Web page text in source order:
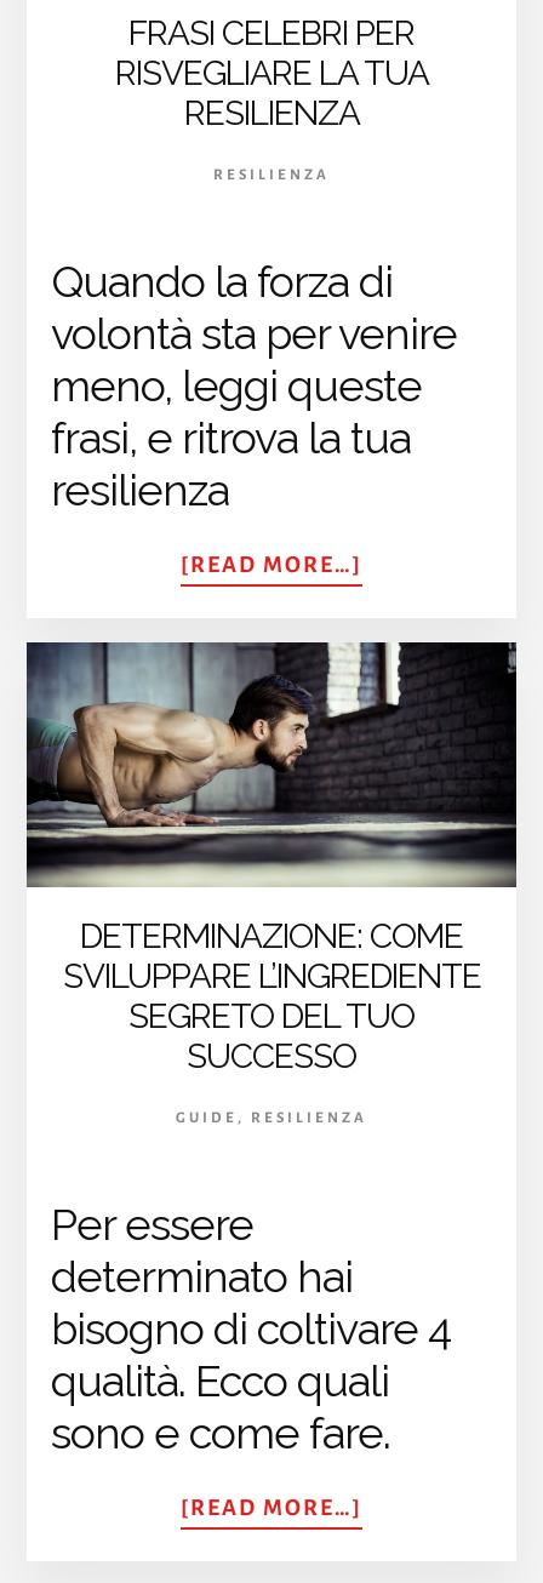
FRASI CELEBRI PER
RISVEGLIARE LA TUA
RESILIENZA
RESILIENZA
Quando la forza di
volontà sta per venire
meno, leggi queste
frasi, e ritrova la tua
resilienza
[READ MORE…]
CELEBRI
PER
RISVEGLIARE
LA
TUA
RESILIENZA
DETERMINAZIONE: COME
SVILUPPARE L’INGREDIENTE
SEGRETO DEL TUO
SUCCESSO
GUIDE , RESILIENZA
Per essere
determinato hai
bisogno di coltivare 4
qualità. Ecco quali
sono e come fare.
[READ MORE…]